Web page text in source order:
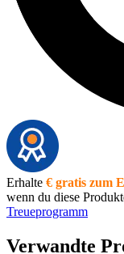
Erhalte € gratis zum
wenn du diese
Treueprogramm
Verwandte